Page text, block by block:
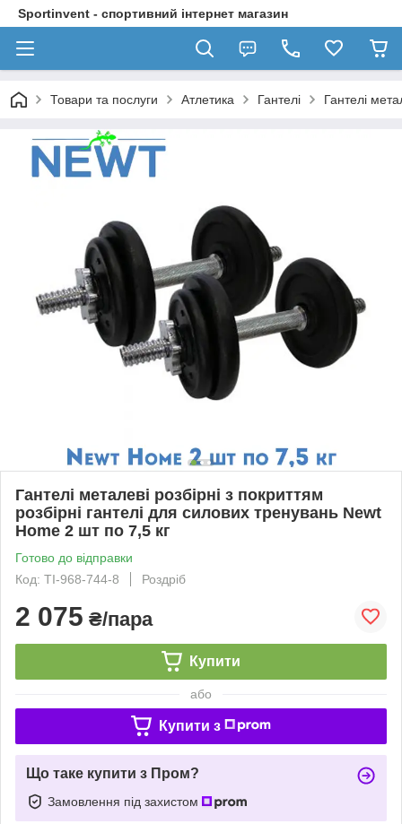
Sportinvent - спортивний інтернет магазин
Товари та послуги Атлетика Гантелі Гантелі
Гантелі металеві розбірні з покриттям
розбірні гантелі для силових тренувань Newt
Home 2 шт по 7,5 кг
Готово до відправки
Код: TI-968-744-8
Роздріб
2 075 ₴/пара
Купити
або
Купити з
Що таке купити з Пром?
Замовлення під захистом